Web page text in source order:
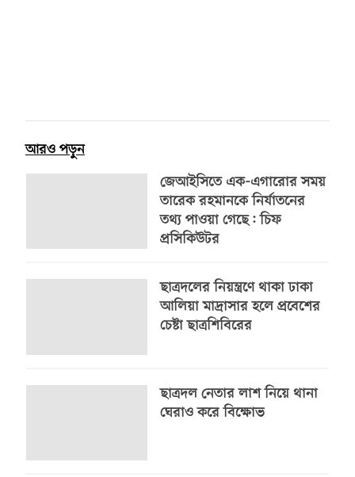
আরও পড়ুন
জেআইসিতে এক-এগারোর সময়
তারেক রহমানকে নির্যাতনের
তথ্য পাওয়া গেছে: চিফ
প্রসিকিউটর
ছাত্রদলের নিয়ন্ত্রণে থাকা ঢাকা
আলিয়া মাদ্রাসার হলে প্রবেশের
চেষ্টা ছাত্রশিবিরের
ছাত্রদল নেতার লাশ নিয়ে থানা
ঘেরাও করে বিক্ষোভ